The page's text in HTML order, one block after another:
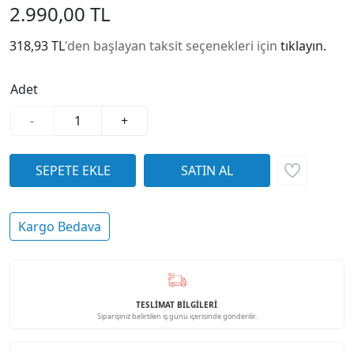
2.990,00 TL
318,93 TL'den başlayan taksit seçenekleri için tıklayın.
Adet
-
+
Kargo Bedava
TESLİMAT BİLGİLERİ
Siparişiniz belirtilen iş günü içerisinde gönderilir.